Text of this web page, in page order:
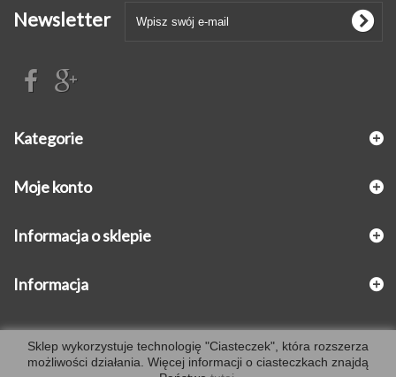
Newsletter
Kategorie
Moje konto
Informacja o sklepie
Sklep wykorzystuje technologię "Ciasteczek", która rozszerza
możliwości działania. Więcej informacji o ciasteczkach znajdą
Informacja